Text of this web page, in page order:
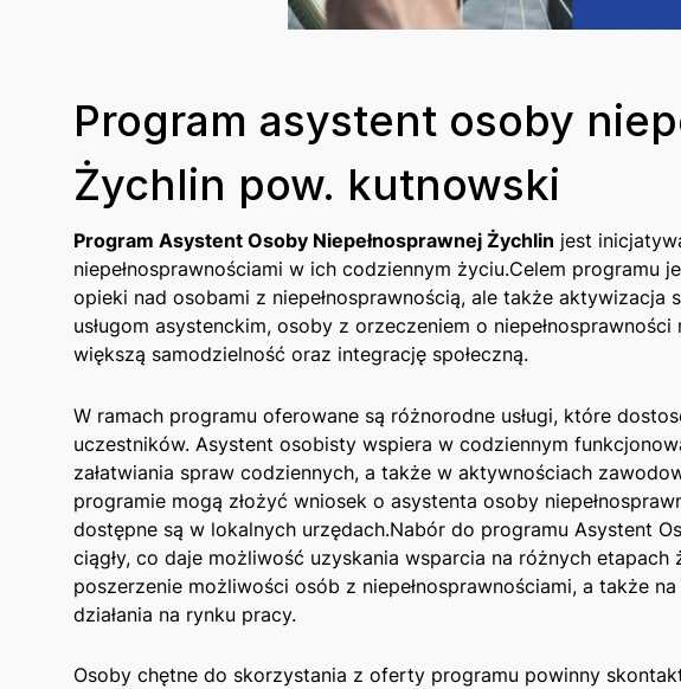
Program asystent osoby
Żychlin pow. kutnowski
Program Asystent Osoby Niepełnosprawnej Żychlin jest
niepełnosprawnościami⁤ w ich‌ codziennym życiu.Celem programu
opieki nad osobami z niepełnosprawnością, ale ‍także aktywizacja
usługom asystenckim, osoby z orzeczeniem o
większą samodzielność oraz integrację społeczną.
W ramach programu oferowane są różnorodne usługi, które‍
uczestników. Asystent osobisty wspiera w codziennym
załatwiania spraw codziennych, a także ‌w aktywnościach
programie ‌mogą ‍złożyć‌ wniosek o asystenta osoby‌
dostępne są w ⁢lokalnych urzędach.Nabór‌ do ‍programu⁣ Asystent
⁢ciągły, co daje możliwość uzyskania wsparcia na różnych etapach
poszerzenie możliwości ⁤osób ‌z niepełnosprawnościami, a także
działania na rynku pracy.
Osoby chętne‍ do skorzystania z‍ oferty programu powinny